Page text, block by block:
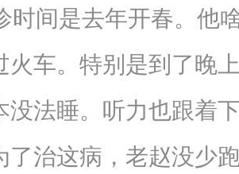
时间是去年开春。他
火车。特别是到了晚
没法睡。听力也跟着
了治这病，老赵没少